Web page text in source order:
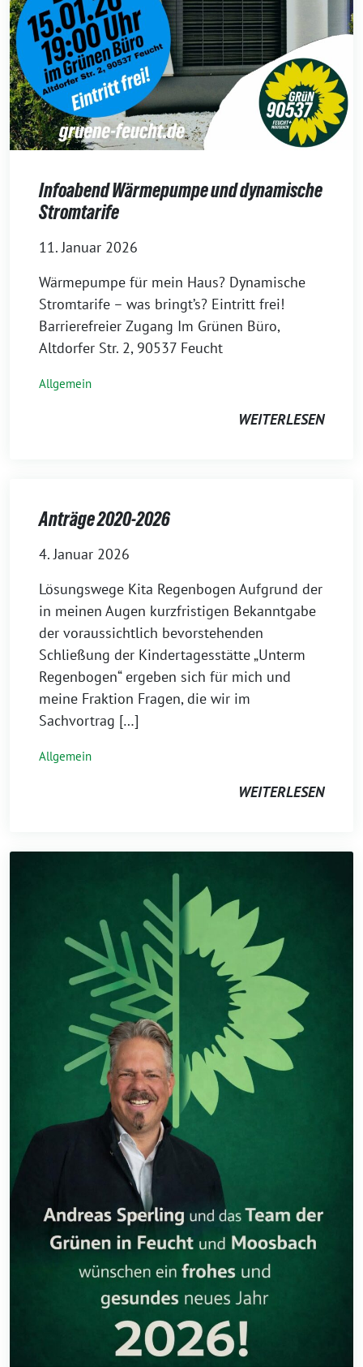
Infoabend Wärmepumpe und dynamische
Stromtarife
11. Januar 2026
Wärmepumpe für mein Haus? Dynamische
Stromtarife – was bringt’s? Eintritt frei!
Barrierefreier Zugang Im Grünen Büro,
Altdorfer Str. 2, 90537 Feucht
Allgemein
WEITERLESEN
Anträge 2020-2026
4. Januar 2026
Lösungswege Kita Regenbogen Aufgrund der
in meinen Augen kurzfristigen Bekanntgabe
der voraussichtlich bevorstehenden
Schließung der Kindertagesstätte „Unterm
Regenbogen“ ergeben sich für mich und
meine Fraktion Fragen, die wir im
Sachvortrag […]
Allgemein
WEITERLESEN